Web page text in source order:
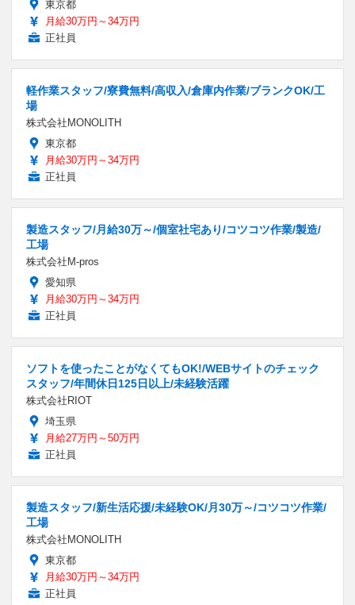
東京都
月給30万円～34万円
正社員
軽作業スタッフ/寮費無料/高収入/倉庫内作業/ブランクOK/工
場
株式会社MONOLITH
東京都
月給30万円～34万円
正社員
製造スタッフ/月給30万～/個室社宅あり/コツコツ作業/製造/
工場
株式会社M-pros
愛知県
月給30万円～34万円
正社員
ソフトを使ったことがなくてもOK!/WEBサイトのチェック
スタッフ/年間休日125日以上/未経験活躍
株式会社RIOT
埼玉県
月給27万円～50万円
正社員
製造スタッフ/新生活応援/未経験OK/月30万～/コツコツ作業/
工場
株式会社MONOLITH
東京都
月給30万円～34万円
正社員